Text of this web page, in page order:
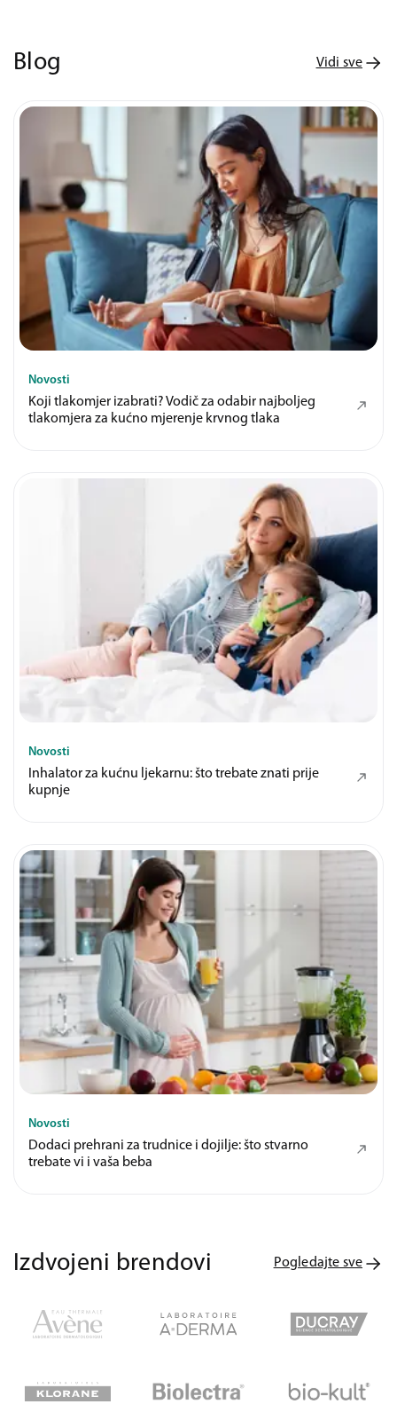
Blog Vidi sve
Novosti
Koji tlakomjer izabrati? Vodič za odabir najboljeg
tlakomjera za kućno mjerenje krvnog tlaka
Novosti
Inhalator za kućnu ljekarnu: što trebate znati prije
kupnje
Novosti
Dodaci prehrani za trudnice i dojilje: što stvarno
trebate vi i vaša beba
Izdvojeni brendovi Pogledajte sve